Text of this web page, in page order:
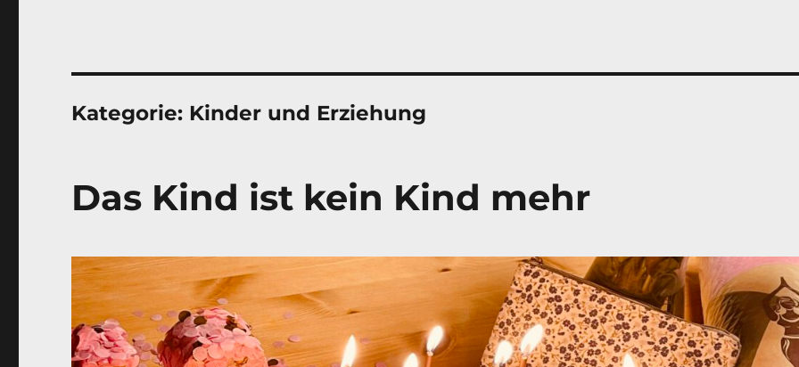
Kategorie: Kinder und Erziehung
Das Kind ist kein Kind mehr